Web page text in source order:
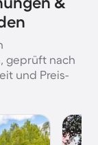
geprüft nach
und Preis-